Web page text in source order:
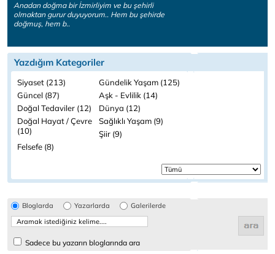
Anadan doğma bir İzmirliyim ve bu şehirli
olmaktan gurur duyuyorum.. Hem bu şehirde
doğmuş, hem b..
Yazdığım Kategoriler
Siyaset (213)
Gündelik Yaşam (125)
Güncel (87)
Aşk - Evlilik (14)
Doğal Tedaviler (12)
Dünya (12)
Doğal Hayat / Çevre
(10)
Sağlıklı Yaşam (9)
Şiir (9)
Felsefe (8)
Bloglarda Yazarlarda Galerilerde
Sadece bu yazarın bloglarında ara